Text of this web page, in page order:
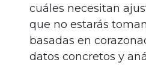
cuáles necesitan
que no estarás
basadas en
datos concretos y